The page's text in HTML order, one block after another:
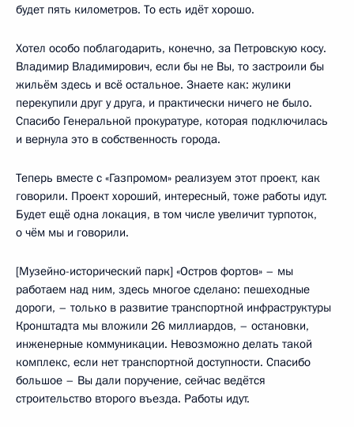
будет пять километров. То есть идёт хорошо.
Хотел особо поблагодарить, конечно, за Петровскую косу.
Владимир Владимирович, если бы не Вы, то застроили бы
жильём здесь и всё остальное. Знаете как: жулики
перекупили друг у друга, и практически ничего не было.
Спасибо Генеральной прокуратуре, которая подключилась
и вернула это в собственность города.
Теперь вместе с «Газпромом» реализуем этот проект, как
говорили. Проект хороший, интересный, тоже работы идут.
Будет ещё одна локация, в том числе увеличит турпоток,
о чём мы и говорили.
[Музейно-исторический парк] «Остров фортов» – мы
работаем над ним, здесь многое сделано: пешеходные
дороги, – только в развитие транспортной инфраструктуры
Кронштадта мы вложили 26 миллиардов, – остановки,
инженерные коммуникации. Невозможно делать такой
комплекс, если нет транспортной доступности. Спасибо
большое – Вы дали поручение, сейчас ведётся
строительство второго въезда. Работы идут.